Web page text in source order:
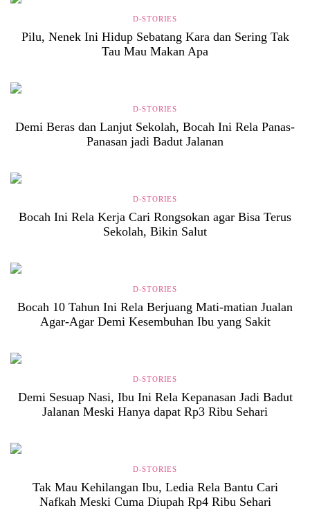
D-STORIES
Pilu, Nenek Ini Hidup Sebatang Kara dan Sering Tak
Tau Mau Makan Apa
D-STORIES
Demi Beras dan Lanjut Sekolah, Bocah Ini Rela Panas-
Panasan jadi Badut Jalanan
D-STORIES
Bocah Ini Rela Kerja Cari Rongsokan agar Bisa Terus
Sekolah, Bikin Salut
D-STORIES
Bocah 10 Tahun Ini Rela Berjuang Mati-matian Jualan
Agar-Agar Demi Kesembuhan Ibu yang Sakit
D-STORIES
Demi Sesuap Nasi, Ibu Ini Rela Kepanasan Jadi Badut
Jalanan Meski Hanya dapat Rp3 Ribu Sehari
D-STORIES
Tak Mau Kehilangan Ibu, Ledia Rela Bantu Cari
Nafkah Meski Cuma Diupah Rp4 Ribu Sehari